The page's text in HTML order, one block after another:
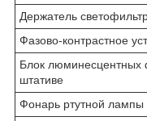
Держатель
Фазово-контрастное
Блок люминесцентных
штативе
Фонарь ртутной лампы